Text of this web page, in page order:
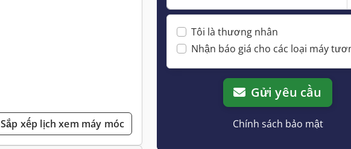
Sắp xếp lịch xem máy móc
Tôi là thương nhân
Nhận báo giá cho các loại máy
Gửi yêu cầu
Chính sách bảo mật